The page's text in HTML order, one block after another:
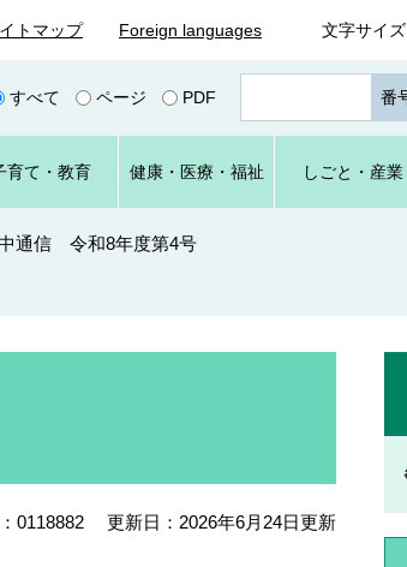
トマップ Foreign languages 文字サイズ
すべて ページ PDF
ジ
番
号
を
育て ・教育 健康・ 医療・ 福祉 しごと ・産業
通信 令和8年度第4号
0118882 更新日：2026年6月24日更新